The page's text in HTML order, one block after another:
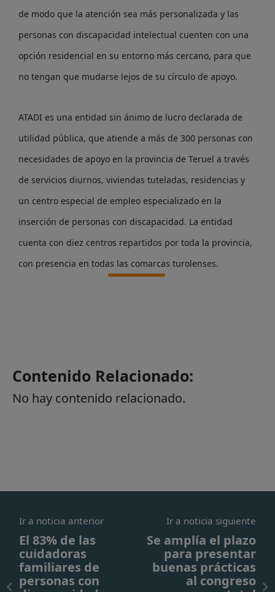
de modo que la atención sea más personalizada y las
personas con discapacidad intelectual cuenten con una
opción residencial en su entorno más cercano, para que
no tengan que mudarse lejos de su círculo de apoyo.
ATADI es una entidad sin ánimo de lucro declarada de
utilidad pública, que atiende a más de 300 personas con
necesidades de apoyo en la provincia de Teruel a través
de servicios diurnos, viviendas tuteladas, residencias y
un centro especial de empleo especializado en la
inserción de personas con discapacidad. La entidad
cuenta con diez centros repartidos por toda la provincia,
con presencia en todas las comarcas turolenses.
Contenido Relacionado:
No hay contenido relacionado.
Ir a noticia anterior
El 83% de las
cuidadoras
familiares de
personas con
Ir a noticia siguiente
Se amplía el plazo
para presentar
buenas prácticas
al congreso